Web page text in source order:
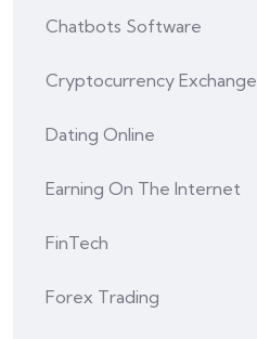
Chatbots Software
Cryptocurrency Exchange
Dating Online
Earning On The Internet
FinTech
Forex Trading